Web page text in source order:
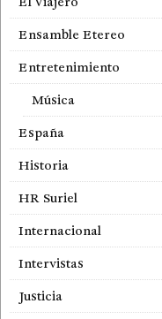
Ensamble Etereo
Entretenimiento
Música
España
Historia
HR Suriel
Internacional
Intervistas
Justicia